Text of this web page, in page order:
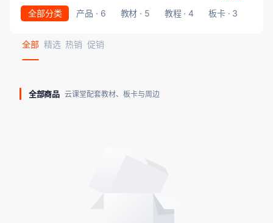
全部分类 产品 · 6 教材 · 5 教程 · 4 板卡 · 3
全部 精选 热销 促销
全部商品 云课堂配套教材、板卡与周边